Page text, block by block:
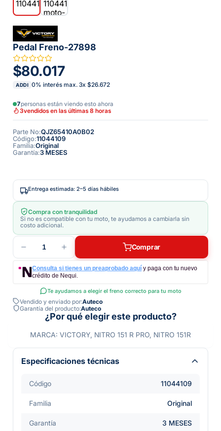
Pedal Freno-27898
$80.017
ADDI 0% interés max. 3x $26.672
7personas están viendo esto ahora
3vendidos en las últimas 8 horas
Parte No:QJZ65410A0B02
Código:11044109
Familia:Original
Garantía:3 MESES
Entrega estimada: 2–5 días hábiles
Compra con tranquilidad
Si no es compatible con tu moto, te ayudamos a cambiarla sin
costo adicional.
1 Comprar
Consulta si tienes un preaprobado aquí y paga con tu nuevo
crédito de Nequi.
Te ayudamos a elegir el freno correcto para tu moto
Vendido y enviado por:Auteco
Garantía del producto:Auteco
¿Por qué elegir este producto?
MARCA: VICTORY, NITRO 151 R PRO, NITRO 151R
Especificaciones técnicas
Código 11044109
Familia Original
Garantía 3 MESES